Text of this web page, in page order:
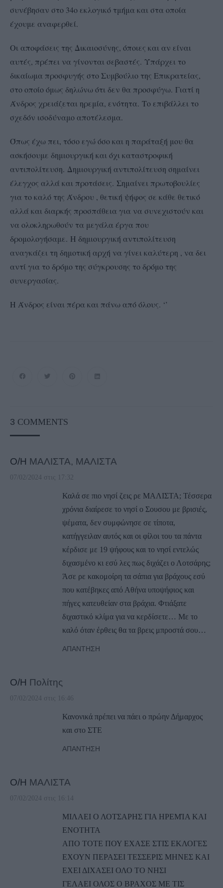
συνέβησαν στο 34ο εκλογικό τμήμα και στα οποία
έχουμε αναφερθεί.
Οι αποφάσεις της Δικαιοσύνης, όποιες και αν είναι
αυτές, πρέπει να γίνονται σεβαστές. Υπάρχει το
δικαίωμα προσφυγής στο Συμβούλιο της Επικρατείας,
στο οποίο όμως δηλώνω ότι δεν θα προσφύγω. Γιατί η
Άνδρος χρειάζεται ηρεμία, ενότητα. Το επιβάλλει το
σχεδόν ισοδύναμο αποτέλεσμα.
Όπως έχω πει, τόσο εγώ όσο και η παράταξή μου θα
ασκήσουμε δημιουργική και όχι καταστροφική
αντιπολίτευση. Δημιουργική αντιπολίτευση σημαίνει
έλεγχος αλλά και προτάσεις. Σημαίνει πρωτοβουλίες
για το καλό της Άνδρου , θετική ψήφος σε κάθε θετικό
αλλά και διαρκής προσπάθεια για να συνεχιστούν και
να ολοκληρωθούν τα μεγάλα έργα που
δρομολογήσαμε. Η δημιουργική αντιπολίτευση
αναγκάζει τη δημοτική αρχή να γίνει καλύτερη , να δει
αντί για το δρόμο της σύγκρουσης το δρόμο της
συνεργασίας.
Η Άνδρος είναι πέρα και πάνω από όλους. ‘’
3 COMMENTS
Ο/Η ΜΑΛΙΣΤΑ, ΜΑΛΙΣΤΑ
07/02/2024 στις 17:32
Καλά σε πιο νησί ζεις ρε ΜΑΛΙΣΤΑ; Τέσσερα
χρόνια διαίρεσε το νησί ο Σουσου με βρισιές,
ψέματα, δεν συμφώνησε σε τίποτα,
κατήγγειλαν αυτός και οι φίλοι του τα πάντα
κέρδισε με 19 ψήφους και το νησί εντελώς
διχασμένο κι εσύ λες πως διχάζει ο Λοτσάρης;
Άσε ρε κακομοίρη τα σάπια για βράχους εσύ
που κατέβηκες από Αθήνα υποψήφιος και
πήγες κατευθείαν στα βράχια. Φτιάξατε
διχαστικό κλίμα για να κερδίσετε… Με το
καλό όταν έρθεις θα τα βρεις μπροστά σου…
ΑΠΆΝΤΗΣΗ
Ο/Η Πολίτης
07/02/2024 στις 16:46
Κανονικά πρέπει να πάει ο πρώην Δήμαρχος
και στο ΣΤΕ
ΑΠΆΝΤΗΣΗ
Ο/Η ΜΑΛΙΣΤΑ
07/02/2024 στις 16:14
ΜΙΛΑΕΙ Ο ΛΟΤΣΑΡΗΣ ΓΙΑ ΗΡΕΜΊΑ ΚΑΙ
ΕΝΟΤΗΤΑ
ΑΠΟ ΤΟΤΕ ΠΟΥ ΕΧΑΣΕ ΣΤΙΣ ΕΚΛΟΓΕΣ
ΕΧΟΥΝ ΠΕΡΑΣΕΙ ΤΕΣΣΕΡΙΣ ΜΗΝΕΣ ΚΑΙ
ΕΧΕΙ ΔΙΧΑΣΕΙ ΟΛΟ ΤΟ ΝΗΣΙ
ΓΕΛΑΕΙ ΟΛΟΣ Ο ΒΡΑΧΟΣ ΜΕ ΤΙΣ